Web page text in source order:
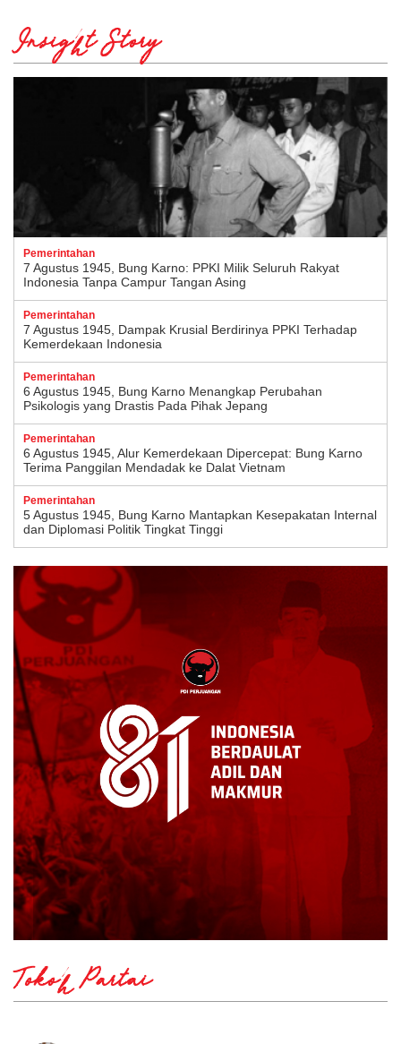
Insight Story
Pemerintahan
7 Agustus 1945, Bung Karno: PPKI Milik Seluruh Rakyat
Indonesia Tanpa Campur Tangan Asing
Pemerintahan
7 Agustus 1945, Dampak Krusial Berdirinya PPKI Terhadap
Kemerdekaan Indonesia
Pemerintahan
6 Agustus 1945, Bung Karno Menangkap Perubahan
Psikologis yang Drastis Pada Pihak Jepang
Pemerintahan
6 Agustus 1945, Alur Kemerdekaan Dipercepat: Bung Karno
Terima Panggilan Mendadak ke Dalat Vietnam
Pemerintahan
5 Agustus 1945, Bung Karno Mantapkan Kesepakatan Internal
dan Diplomasi Politik Tingkat Tinggi
Tokoh Partai